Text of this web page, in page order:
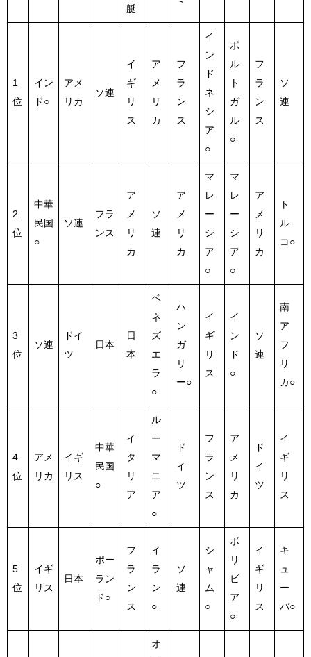
艇
1
位
イン
ド○
アメ
リカ
ソ連
イ
ギ
リ
ス
ア
メ
リ
カ
フ
ラ
ン
ス
イ
ン
ド
ネ
シ
ア
○
ポ
ル
ト
ガ
ル
○
フ
ラ
ン
ス
ソ
連
2
位
中華
民国
○
ソ連
フラ
ンス
ア
メ
リ
カ
ソ
連
ア
メ
リ
カ
マ
レ
ー
シ
ア
○
マ
レ
ー
シ
ア
○
ア
メ
リ
カ
ト
ル
コ○
3
位
ソ連
ドイ
ツ
日本
日
本
ベ
ネ
ズ
エ
ラ
○
ハ
ン
ガ
リ
ー○
イ
ギ
リ
ス
イ
ン
ド
○
ソ
連
南
ア
フ
リ
カ○
4
位
アメ
リカ
イギ
リス
中華
民国
○
イ
タ
リ
ア
ル
ー
マ
ニ
ア
○
ド
イ
ツ
フ
ラ
ン
ス
ア
メ
リ
カ
ド
イ
ツ
イ
ギ
リ
ス
5
位
イギ
リス
日本
ポー
ラン
ド○
フ
ラ
ン
ス
イ
ラ
ン
○
ソ
連
シ
ャ
ム
○
ボ
リ
ビ
ア
○
イ
ギ
リ
ス
キ
ュ
ー
バ○
オ